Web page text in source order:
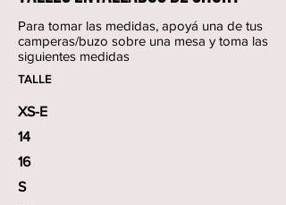
Para tomar las medidas, apoyá una de tus
camperas/buzo sobre una mesa y toma las
siguientes medidas
TALLE
XS-E
14
16
S